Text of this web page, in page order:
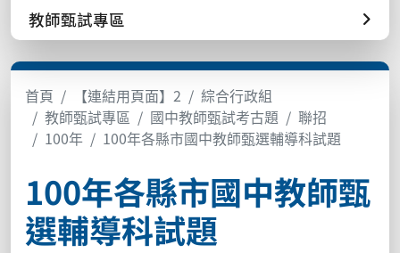
教師甄試專區
首頁 【連結用頁面】2
綜合行政組
教師甄試專區
國中教師甄試考古題
聯招
100年
100年各縣市國中教師甄選輔導科試題
100年各縣市國中教師甄
選輔導科試題